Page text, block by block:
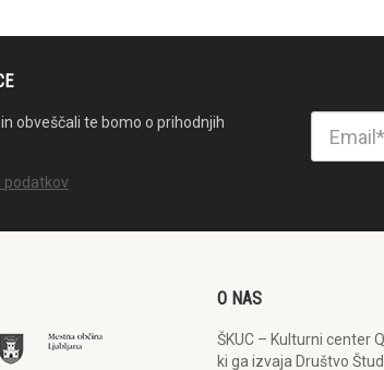
obveščali te bomo o prihodnjih
podatkov
O NAS
ŠKUC – Kulturni center
ki ga izvaja Društvo